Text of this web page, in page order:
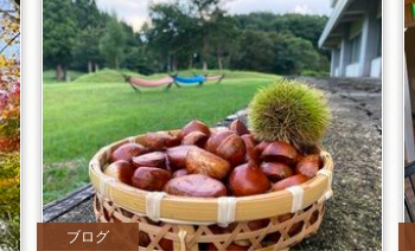
ブログ